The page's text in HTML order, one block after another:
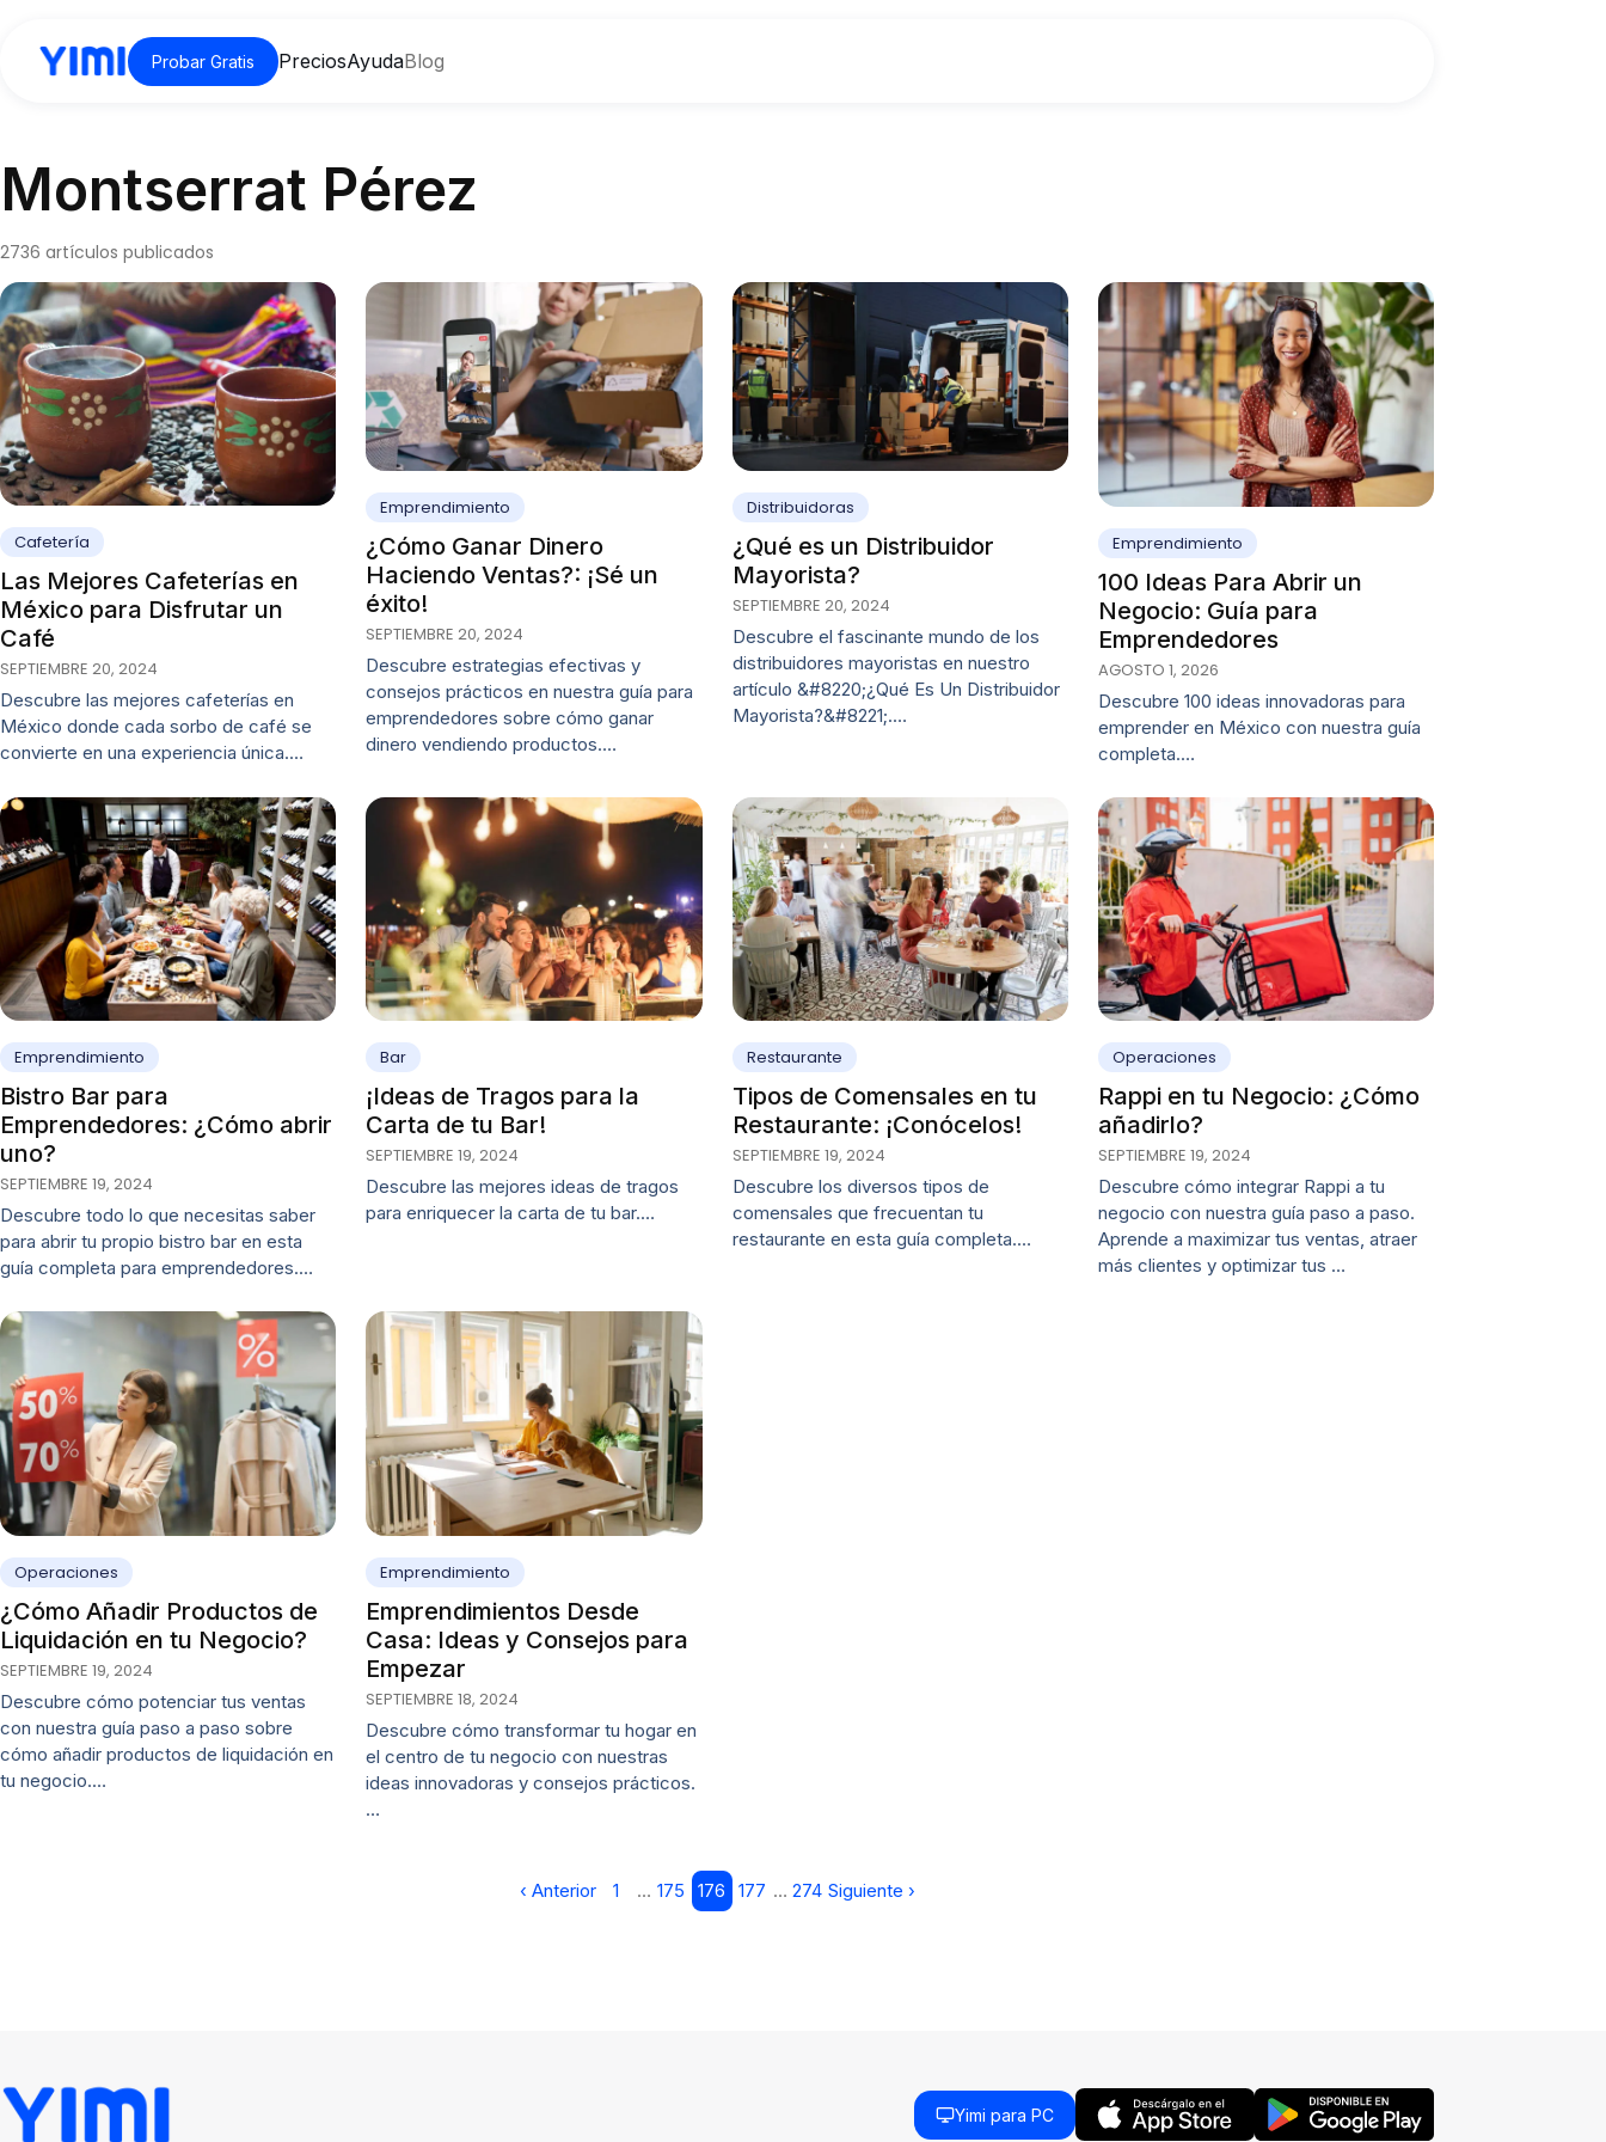
Probar Gratis PreciosAyudaBlog
Montserrat Pérez
2736 artículos publicados
Cafetería
Las Mejores Cafeterías en
México para Disfrutar un
Café
SEPTIEMBRE 20, 2024
Descubre las mejores cafeterías en
México donde cada sorbo de café se
convierte en una experiencia única.…
Emprendimiento
¿Cómo Ganar Dinero
Haciendo Ventas?: ¡Sé un
éxito!
SEPTIEMBRE 20, 2024
Descubre estrategias efectivas y
consejos prácticos en nuestra guía para
emprendedores sobre cómo ganar
dinero vendiendo productos.…
Distribuidoras
¿Qué es un Distribuidor
Mayorista?
SEPTIEMBRE 20, 2024
Descubre el fascinante mundo de los
distribuidores mayoristas en nuestro
artículo &#8220;¿Qué Es Un Distribuidor
Mayorista?&#8221;.…
Emprendimiento
100 Ideas Para Abrir un
Negocio: Guía para
Emprendedores
AGOSTO 1, 2026
Descubre 100 ideas innovadoras para
emprender en México con nuestra guía
completa.…
Emprendimiento
Bistro Bar para
Emprendedores: ¿Cómo abrir
uno?
SEPTIEMBRE 19, 2024
Descubre todo lo que necesitas saber
para abrir tu propio bistro bar en esta
guía completa para emprendedores.…
Bar
¡Ideas de Tragos para la
Carta de tu Bar!
SEPTIEMBRE 19, 2024
Descubre las mejores ideas de tragos
para enriquecer la carta de tu bar.…
Restaurante
Tipos de Comensales en tu
Restaurante: ¡Conócelos!
SEPTIEMBRE 19, 2024
Descubre los diversos tipos de
comensales que frecuentan tu
restaurante en esta guía completa.…
Operaciones
Rappi en tu Negocio: ¿Cómo
añadirlo?
SEPTIEMBRE 19, 2024
Descubre cómo integrar Rappi a tu
negocio con nuestra guía paso a paso.
Aprende a maximizar tus ventas, atraer
más clientes y optimizar tus …
Operaciones
¿Cómo Añadir Productos de
Liquidación en tu Negocio?
SEPTIEMBRE 19, 2024
Descubre cómo potenciar tus ventas
con nuestra guía paso a paso sobre
cómo añadir productos de liquidación en
tu negocio.…
Emprendimiento
Emprendimientos Desde
Casa: Ideas y Consejos para
Empezar
SEPTIEMBRE 18, 2024
Descubre cómo transformar tu hogar en
el centro de tu negocio con nuestras
ideas innovadoras y consejos prácticos.
…
‹ Anterior 1 … 175 176 177 … 274 Siguiente ›
Yimi para PC